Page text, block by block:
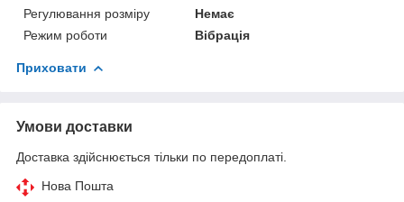
Регулювання розміру
Немає
Режим роботи
Вібрація
Приховати
Умови доставки
Доставка здійснюється тільки по передоплаті.
Нова Пошта